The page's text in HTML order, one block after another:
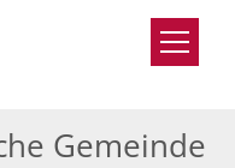
Gemeinde